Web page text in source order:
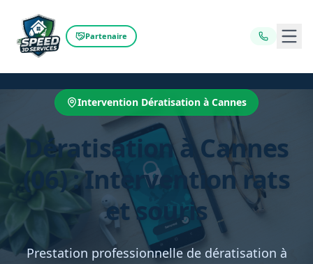
Partenaire
Intervention Dératisation à Cannes
Dératisation à Cannes
(06) : Intervention rats
et souris
Prestation professionnelle de dératisation à